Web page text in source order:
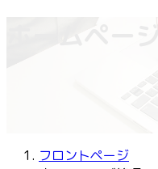
フロントページ